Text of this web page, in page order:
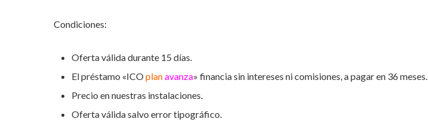
Condiciones:
Oferta válida durante 15 días.
El préstamo «ICOplanavanza» financia sin intereses ni comisiones, a pagar en 36 meses.
Precio en nuestras instalaciones.
Oferta válida salvo error tipográfico.